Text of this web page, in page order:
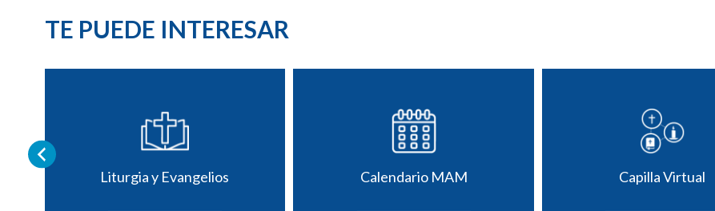
TE PUEDE INTERESAR
Liturgia y Evangelios Calendario MAM Capilla Virtual